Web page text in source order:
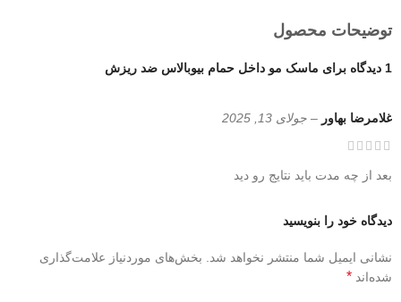
توضیحات محصول
1 دیدگاه برای ماسک مو داخل حمام بیوبالاس ضد ریزش
غلامرضا بهاور – جولای 13, 2025
بعد از چه مدت باید نتایج رو دید
دیدگاه خود را بنویسید
نشانی ایمیل شما منتشر نخواهد شد.
بخش‌های موردنیاز علامت‌گذاری
شده‌اند *